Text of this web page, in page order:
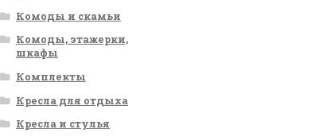
Комоды и скамьи
Комоды, этажерки,
шкафы
Комплекты
Кресла для отдыха
Кресла и стулья